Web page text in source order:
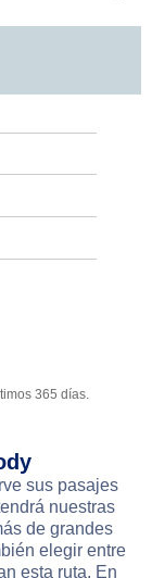
365 días.
sus pasajes
nuestras
de grandes
elegir entre
esta ruta. En